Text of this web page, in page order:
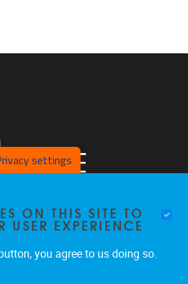
settings
ON THIS SITE TO
USER EXPERIENCE
you agree to us doing so.